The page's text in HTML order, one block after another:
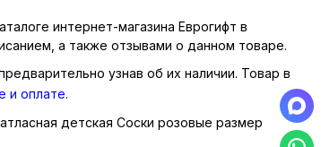
интернет-магазина Еврогифт в
а также отзывами о данном товаре.
узнав об их наличии. Товар в
и оплате.
детская Соски розовые размер